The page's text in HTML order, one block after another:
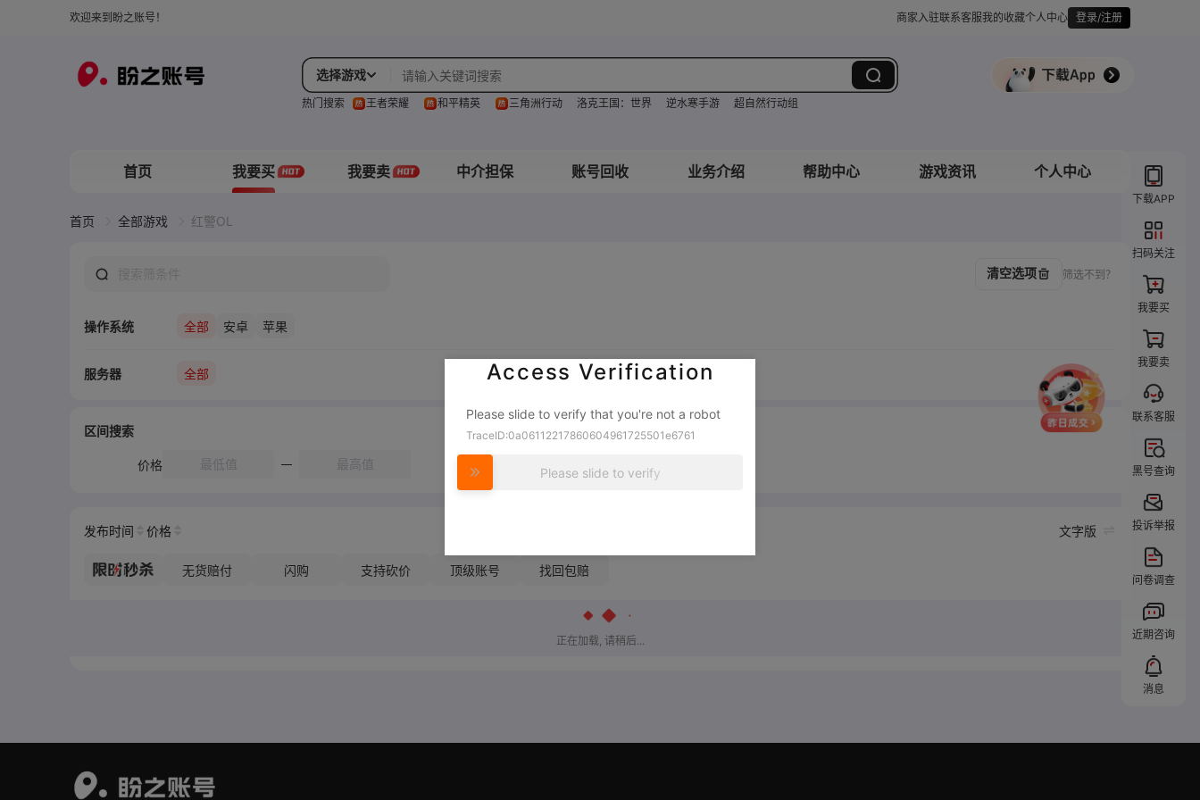
欢迎来到盼之账号！ 商家入驻联系客服我的收藏个人中心 登录/注册
选择游戏
热门搜索 王者荣耀 和平精英 三角洲行动 洛克王国：世界 逆水寒手游 超自然行动组
首页 我要买 我要卖 中介担保 账号回收 业务介绍 帮助中心 游戏资讯 个人中心
首页 全部游戏 红警OL
清空选项 筛选不到？
操作系统 全部 安卓 苹果
服务器 全部
区间搜索
价格
发布时间 价格 文字版
无货赔付 闪购 支持砍价 顶级账号 找回包赔
正在加载, 请稍后...
下载APP
扫码关注
我要买
我要卖
联系客服
黑号查询
投诉举报
问卷调查
近期咨询
消息
Access Verification
Please slide to verify that you're not a robot
TraceID:0a06112217860604961725501e6761
Please slide to verify